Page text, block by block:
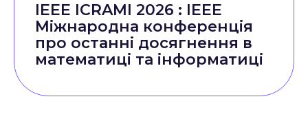
IEEE ICRAMI 2026 : IEEE
Міжнародна конференція
про останні досягнення в
математиці та інформатиці